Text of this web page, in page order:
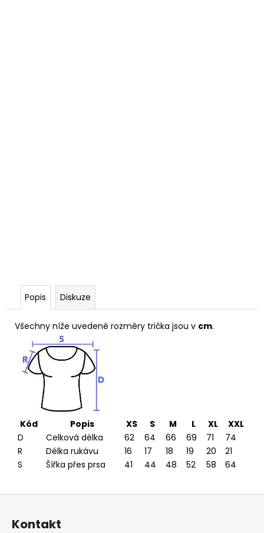
Popis Diskuze
Všechny níže uvedené rozměry trička jsou v cm.
Kód Popis XS S M L XL
XXL
D
Celková délka 62 64 66 69 71
74
R
Délka rukávu 16 17 18 19 20
21
S
Šířka přes prsa 41 44 48 52 58 64
Z
Kontakt